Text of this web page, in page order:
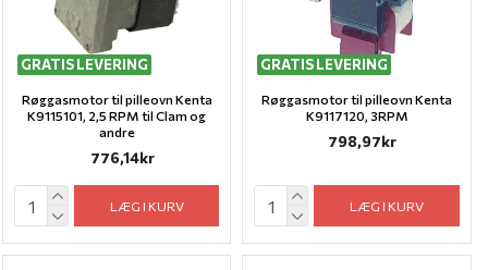
GRATIS LEVERING
Røggasmotor til pilleovn Kenta
K9115101, 2,5 RPM til Clam og
andre
776,14kr
LÆG I KURV
GRATIS LEVERING
Røggasmotor til pilleovn Kenta
K9117120, 3RPM
798,97kr
LÆG I KURV